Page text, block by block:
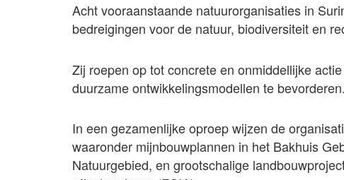
Acht vooraanstaande natuurorganisaties in
bedreigingen voor de natuur, biodiversiteit en
Zij roepen op tot concrete en onmiddellijke
duurzame ontwikkelingsmodellen te bevorderen.
In een gezamenlijke oproep wijzen de
waaronder mijnbouwplannen in het Bakhuis
Natuurgebied, en grootschalige